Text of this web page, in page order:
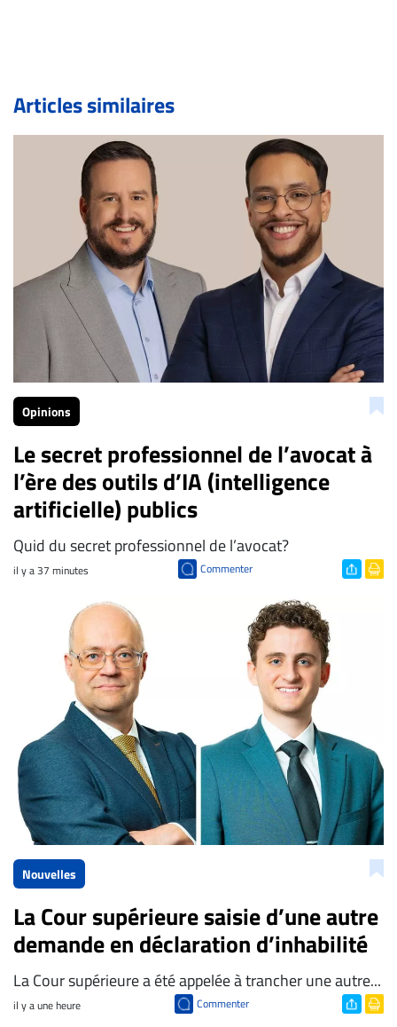
de validation, un droit de réponse.
Bien à vous,
La Rédaction de Droit-inc.com
Articles similaires
Opinions
Le secret professionnel de l’avocat à
l’ère des outils d’IA (intelligence
artificielle) publics
Quid du secret professionnel de l’avocat?
il y a 37 minutes Commenter
Nouvelles
La Cour supérieure saisie d’une autre
demande en déclaration d’inhabilité
La Cour supérieure a été appelée à trancher une autre...
il y a une heure Commenter